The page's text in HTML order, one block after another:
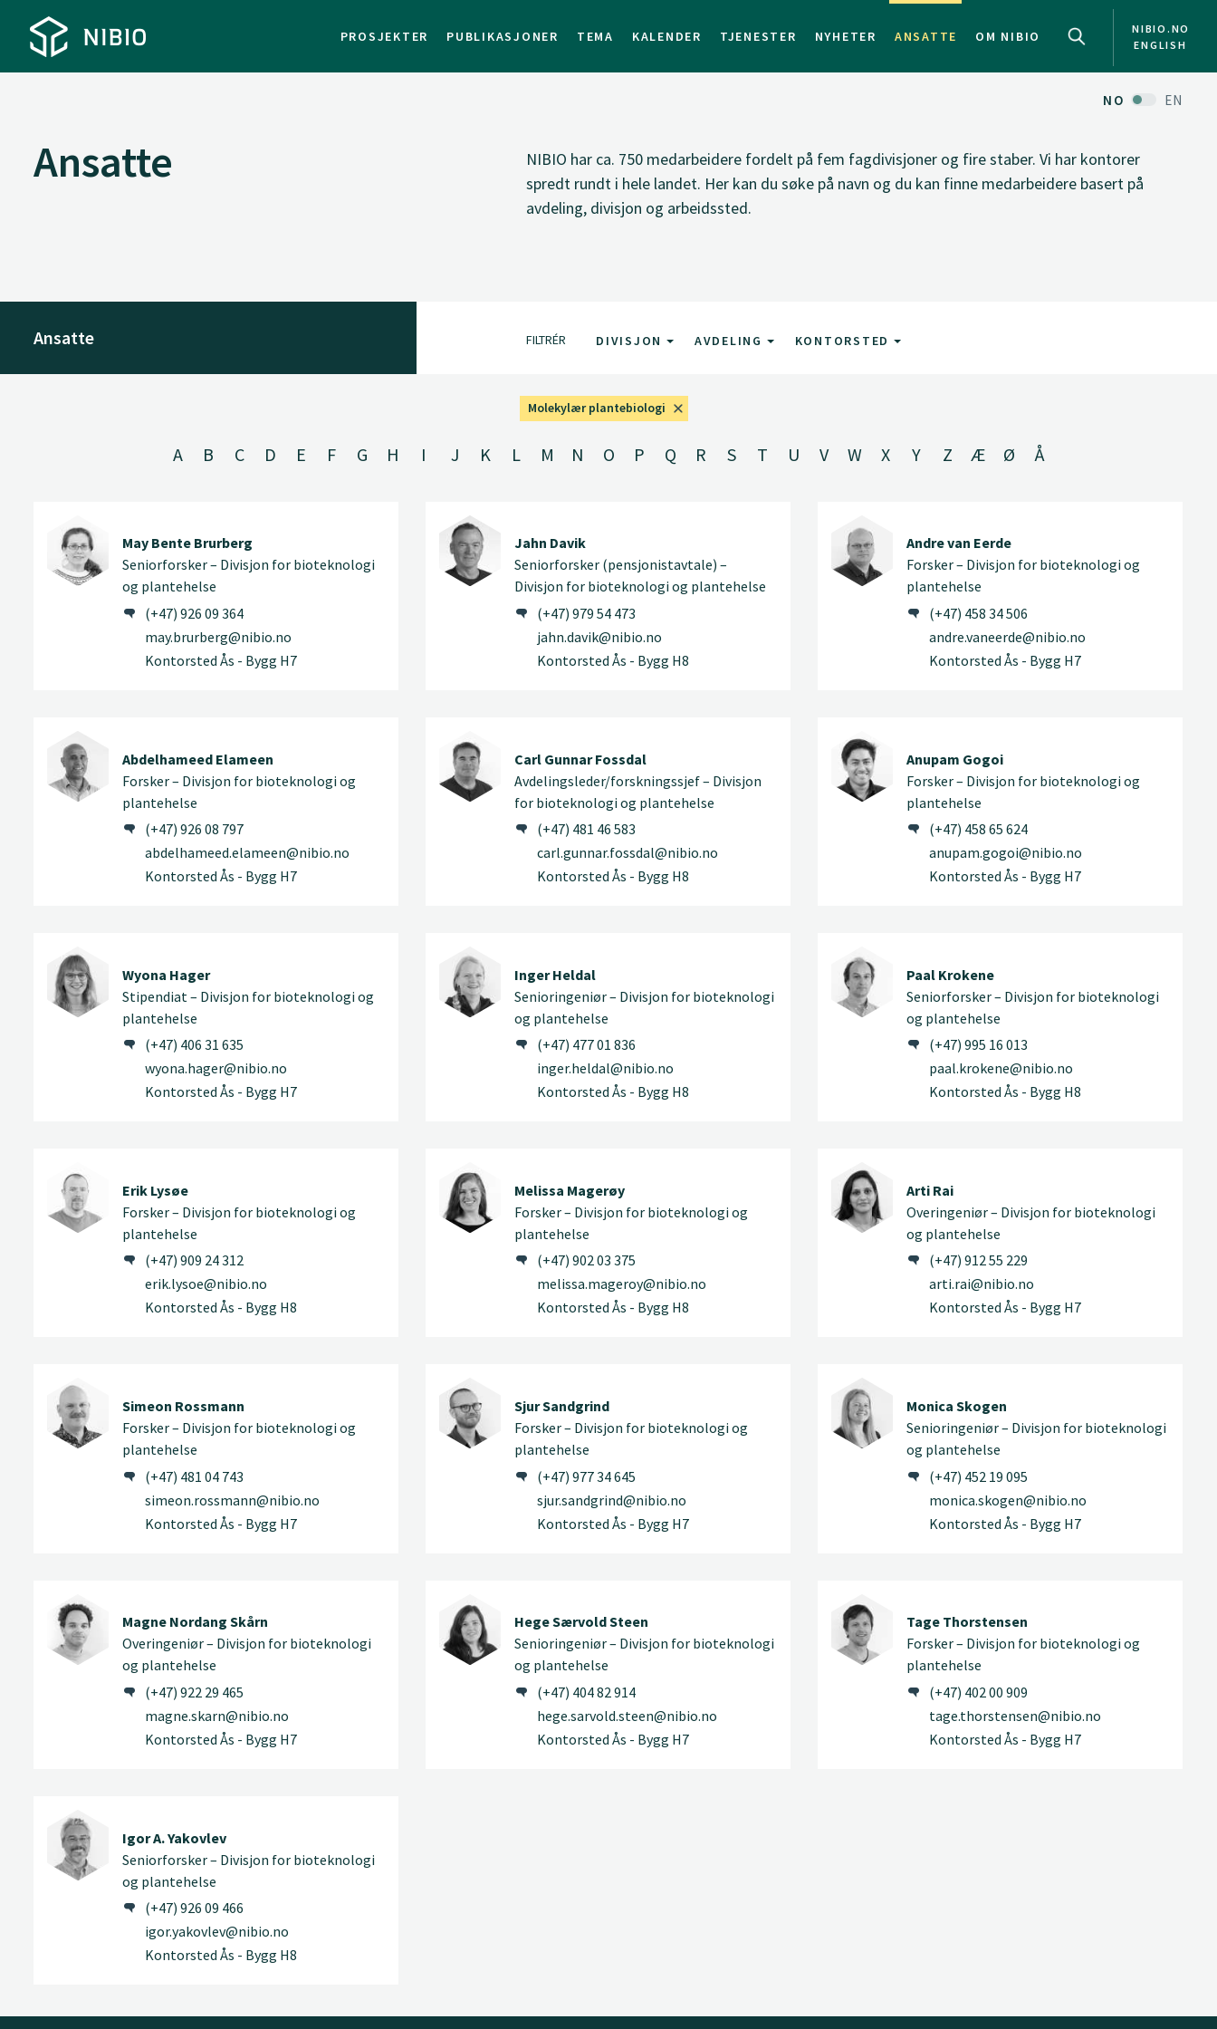
PROSJEKTER PUBLIKASJONER TEMA KALENDER TJENESTER NYHETER ANSATTE OM NIBIO
NIBIO.NO
ENGLISH
NO EN
Ansatte
NIBIO har ca. 750 medarbeidere fordelt på fem fagdivisjoner og fire staber. Vi har kontorer
spredt rundt i hele landet. Her kan du søke på navn og du kan finne medarbeidere basert på
avdeling, divisjon og arbeidssted.
Ansatte FILTRÉR DIVISJON AVDELING KONTORSTED
Molekylær plantebiologi
A B C D E F G H I J K L M N O P Q R S T U V W X Y Z Æ Ø Å
May Bente Brurberg
Seniorforsker – Divisjon for bioteknologi
og plantehelse
(+47) 926 09 364
may.brurberg@nibio.no
Kontorsted Ås - Bygg H7
Jahn Davik
Seniorforsker (pensjonistavtale) –
Divisjon for bioteknologi og plantehelse
(+47) 979 54 473
jahn.davik@nibio.no
Kontorsted Ås - Bygg H8
Andre van Eerde
Forsker – Divisjon for bioteknologi og
plantehelse
(+47) 458 34 506
andre.vaneerde@nibio.no
Kontorsted Ås - Bygg H7
Abdelhameed Elameen
Forsker – Divisjon for bioteknologi og
plantehelse
(+47) 926 08 797
abdelhameed.elameen@nibio.no
Kontorsted Ås - Bygg H7
Carl Gunnar Fossdal
Avdelingsleder/forskningssjef – Divisjon
for bioteknologi og plantehelse
(+47) 481 46 583
carl.gunnar.fossdal@nibio.no
Kontorsted Ås - Bygg H8
Anupam Gogoi
Forsker – Divisjon for bioteknologi og
plantehelse
(+47) 458 65 624
anupam.gogoi@nibio.no
Kontorsted Ås - Bygg H7
Wyona Hager
Stipendiat – Divisjon for bioteknologi og
plantehelse
(+47) 406 31 635
wyona.hager@nibio.no
Kontorsted Ås - Bygg H7
Inger Heldal
Senioringeniør – Divisjon for bioteknologi
og plantehelse
(+47) 477 01 836
inger.heldal@nibio.no
Kontorsted Ås - Bygg H8
Paal Krokene
Seniorforsker – Divisjon for bioteknologi
og plantehelse
(+47) 995 16 013
paal.krokene@nibio.no
Kontorsted Ås - Bygg H8
Erik Lysøe
Forsker – Divisjon for bioteknologi og
plantehelse
(+47) 909 24 312
erik.lysoe@nibio.no
Kontorsted Ås - Bygg H8
Melissa Magerøy
Forsker – Divisjon for bioteknologi og
plantehelse
(+47) 902 03 375
melissa.mageroy@nibio.no
Kontorsted Ås - Bygg H8
Arti Rai
Overingeniør – Divisjon for bioteknologi
og plantehelse
(+47) 912 55 229
arti.rai@nibio.no
Kontorsted Ås - Bygg H7
Simeon Rossmann
Forsker – Divisjon for bioteknologi og
plantehelse
(+47) 481 04 743
simeon.rossmann@nibio.no
Kontorsted Ås - Bygg H7
Sjur Sandgrind
Forsker – Divisjon for bioteknologi og
plantehelse
(+47) 977 34 645
sjur.sandgrind@nibio.no
Kontorsted Ås - Bygg H7
Monica Skogen
Senioringeniør – Divisjon for bioteknologi
og plantehelse
(+47) 452 19 095
monica.skogen@nibio.no
Kontorsted Ås - Bygg H7
Magne Nordang Skårn
Overingeniør – Divisjon for bioteknologi
og plantehelse
(+47) 922 29 465
magne.skarn@nibio.no
Kontorsted Ås - Bygg H7
Hege Særvold Steen
Senioringeniør – Divisjon for bioteknologi
og plantehelse
(+47) 404 82 914
hege.sarvold.steen@nibio.no
Kontorsted Ås - Bygg H7
Tage Thorstensen
Forsker – Divisjon for bioteknologi og
plantehelse
(+47) 402 00 909
tage.thorstensen@nibio.no
Kontorsted Ås - Bygg H7
Igor A. Yakovlev
Seniorforsker – Divisjon for bioteknologi
og plantehelse
(+47) 926 09 466
igor.yakovlev@nibio.no
Kontorsted Ås - Bygg H8